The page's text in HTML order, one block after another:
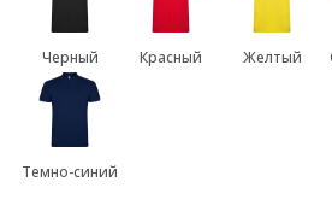
Черный Красный Желтый
Темно-синий